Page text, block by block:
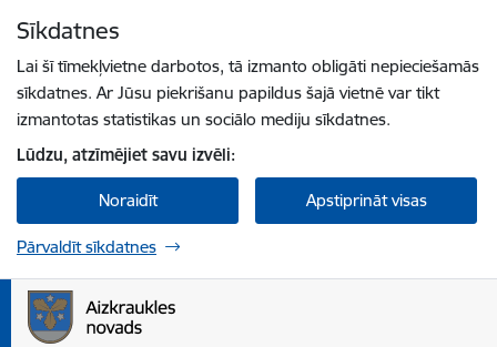
Sīkdatnes
Lai šī tīmekļvietne darbotos, tā izmanto obligāti nepieciešamās
sīkdatnes. Ar Jūsu piekrišanu papildus šajā vietnē var tikt
izmantotas statistikas un sociālo mediju sīkdatnes.
Lūdzu, atzīmējiet savu izvēli:
Noraidīt Apstiprināt visas
Pārvaldīt sīkdatnes